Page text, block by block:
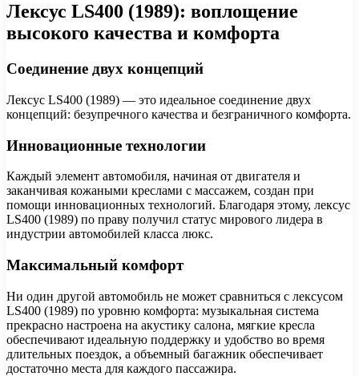
Лексус LS400 (1989): воплощение
высокого качества и комфорта
Соединение двух концепций
Лексус LS400 (1989) — это идеальное соединение двух
концепций: безупречного качества и безграничного комфорта.
Инновационные технологии
Каждый элемент автомобиля, начиная от двигателя и
заканчивая кожаными креслами с массажем, создан при
помощи инновационных технологий. Благодаря этому, лексус
LS400 (1989) по праву получил статус мирового лидера в
индустрии автомобилей класса люкс.
Максимальный комфорт
Ни один другой автомобиль не может сравниться с лексусом
LS400 (1989) по уровню комфорта: музыкальная система
прекрасно настроена на акустику салона, мягкие кресла
обеспечивают идеальную поддержку и удобство во время
длительных поездок, а объемный багажник обеспечивает
достаточно места для каждого пассажира.